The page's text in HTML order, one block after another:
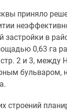
приняло
застройки в
0,63 га
2 и 3, между
бульваром,
строений